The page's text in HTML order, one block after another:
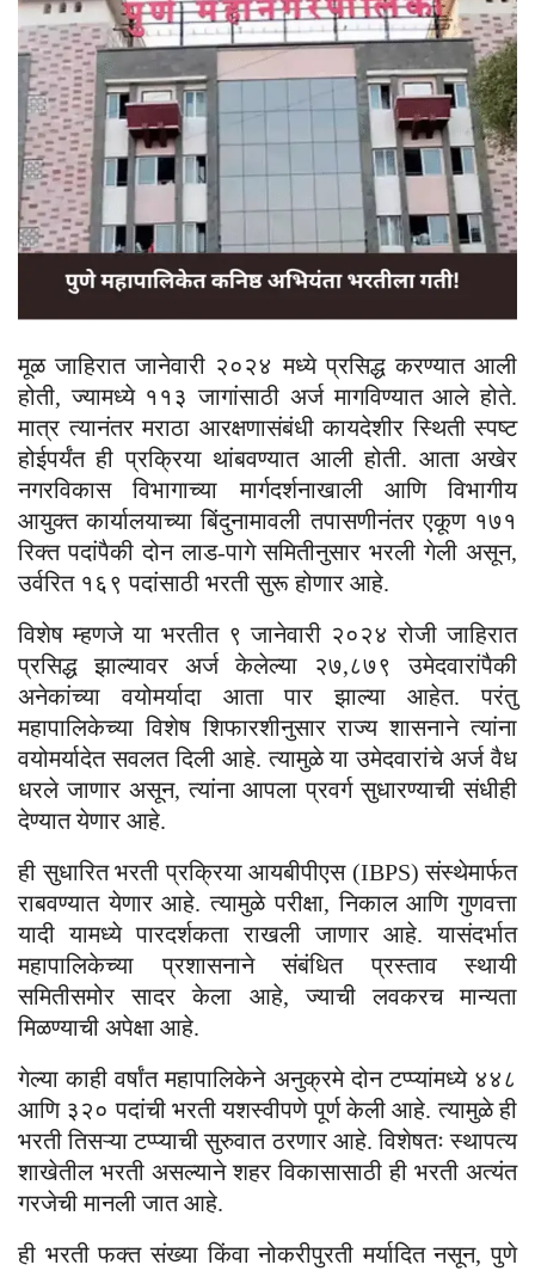
मूळ जाहिरात जानेवारी २०२४ मध्ये प्रसिद्ध करण्यात आली
होती, ज्यामध्ये ११३ जागांसाठी अर्ज मागविण्यात आले होते.
मात्र त्यानंतर मराठा आरक्षणासंबंधी कायदेशीर स्थिती स्पष्ट
होईपर्यंत ही प्रक्रिया थांबवण्यात आली होती. आता अखेर
नगरविकास विभागाच्या मार्गदर्शनाखाली आणि विभागीय
आयुक्त कार्यालयाच्या बिंदुनामावली तपासणीनंतर एकूण १७१
रिक्त पदांपैकी दोन लाड-पागे समितीनुसार भरली गेली असून,
उर्वरित १६९ पदांसाठी भरती सुरू होणार आहे.
विशेष म्हणजे या भरतीत ९ जानेवारी २०२४ रोजी जाहिरात
प्रसिद्ध झाल्यावर अर्ज केलेल्या २७,८७९ उमेदवारांपैकी
अनेकांच्या वयोमर्यादा आता पार झाल्या आहेत. परंतु
महापालिकेच्या विशेष शिफारशीनुसार राज्य शासनाने त्यांना
वयोमर्यादेत सवलत दिली आहे. त्यामुळे या उमेदवारांचे अर्ज वैध
धरले जाणार असून, त्यांना आपला प्रवर्ग सुधारण्याची संधीही
देण्यात येणार आहे.
ही सुधारित भरती प्रक्रिया आयबीपीएस (IBPS) संस्थेमार्फत
राबवण्यात येणार आहे. त्यामुळे परीक्षा, निकाल आणि गुणवत्ता
यादी यामध्ये पारदर्शकता राखली जाणार आहे. यासंदर्भात
महापालिकेच्या प्रशासनाने संबंधित प्रस्ताव स्थायी
समितीसमोर सादर केला आहे, ज्याची लवकरच मान्यता
मिळण्याची अपेक्षा आहे.
गेल्या काही वर्षांत महापालिकेने अनुक्रमे दोन टप्प्यांमध्ये ४४८
आणि ३२० पदांची भरती यशस्वीपणे पूर्ण केली आहे. त्यामुळे ही
भरती तिसऱ्या टप्प्याची सुरुवात ठरणार आहे. विशेषतः स्थापत्य
शाखेतील भरती असल्याने शहर विकासासाठी ही भरती अत्यंत
गरजेची मानली जात आहे.
ही भरती फक्त संख्या किंवा नोकरीपुरती मर्यादित नसून, पुणे